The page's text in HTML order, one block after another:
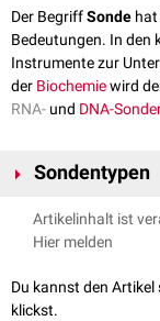
Der BegriffSonde hat
Bedeutungen. In den
Instrumente zur
der Biochemiewird
RNA- und DNA-
Sondentypen
Wundsonden
Wundsonden sind
oder um Fremdkörper
Artikelinhalt ist
Hier melden
Du kannst den
klickst.